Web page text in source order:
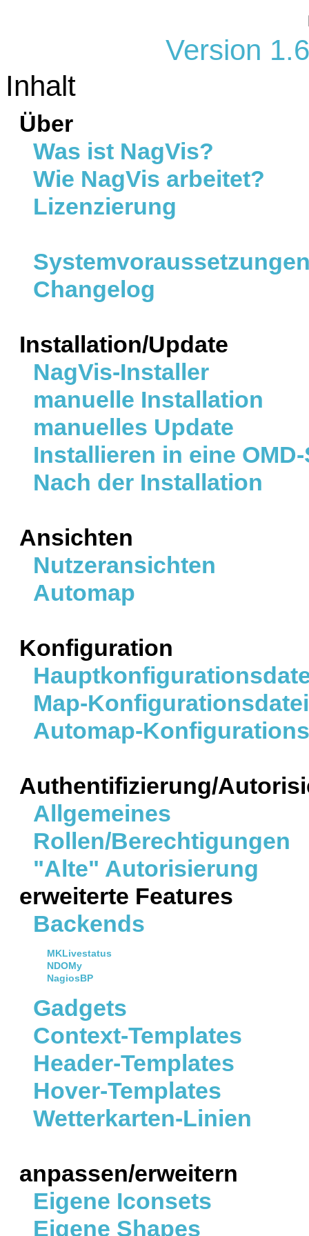
Version
Inhalt
Über
Was ist NagVis?
Wie NagVis arbeitet?
Lizenzierung
Changelog
Installation/Update
NagVis-Installer
manuelle Installation
manuelles Update
Installieren in eine
Nach der Installation
Ansichten
Nutzeransichten
Automap
Konfiguration
Map-Konfigurationsdatei
Automap-
Authentifizierung/
Allgemeines
Rollen/Berechtigungen
"Alte" Autorisierung
erweiterte Features
Backends
MKLivestatus
NDOMy
NagiosBP
Gadgets
Context-Templates
Header-Templates
Hover-Templates
Wetterkarten-Linien
anpassen/erweitern
Eigene Iconsets
Eigene Shapes